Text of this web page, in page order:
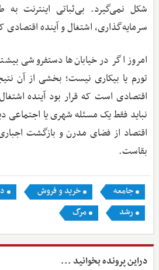
شکل نمی‌گیرد. بی‌ثباتی اینترنت به
سرمایه‌گذاری، اشتغال و آینده
امروز اگر در خیابان‌ها دستفروشی
تورم یا بیکاری نیست؛ بخشی از آن
اقتصادی است که قرار بود آینده
نباید فقط یک مسئله شهری یا اجتماعی
اقتصاد از فضای مدرن و بازگشت
بقاست.
جامعه خرید و فروش
رشد
مرگ
دراین پرونده بخوانید ...